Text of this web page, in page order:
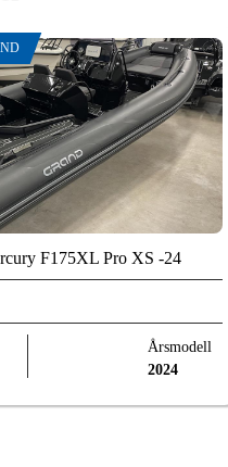
F175XL Pro XS -24
Årsmodell
2024